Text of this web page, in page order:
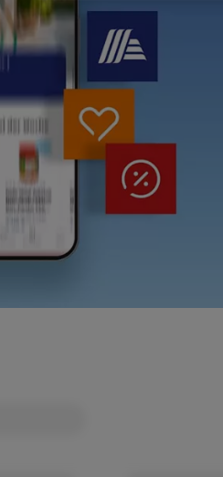
Datenschutzerklärung
Übersicht der